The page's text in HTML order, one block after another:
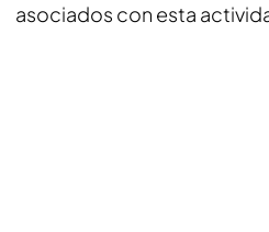
asociados con esta